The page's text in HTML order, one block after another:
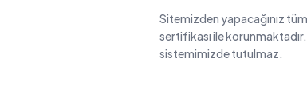
Sitemizden yapacağınız
sertifikası ile
sistemimizde tutulmaz.